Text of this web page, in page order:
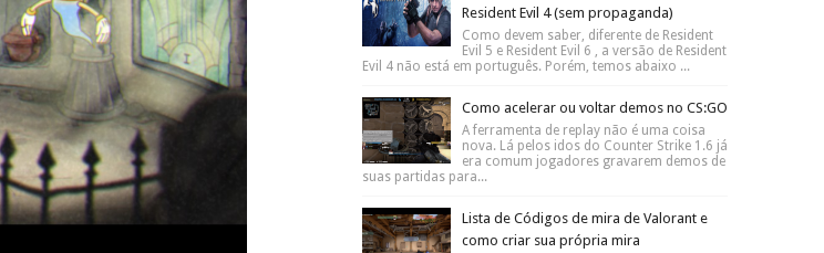
Resident Evil 4 (sem propaganda)
Como devem saber, diferente de Resident
Evil 5 e Resident Evil 6 , a versão de Resident
Evil 4 não está em português. Porém, temos abaixo ...
Como acelerar ou voltar demos no CS:GO
A ferramenta de replay não é uma coisa
nova. Lá pelos idos do Counter Strike 1.6 já
era comum jogadores gravarem demos de
suas partidas para...
Lista de Códigos de mira de Valorant e
como criar sua própria mira